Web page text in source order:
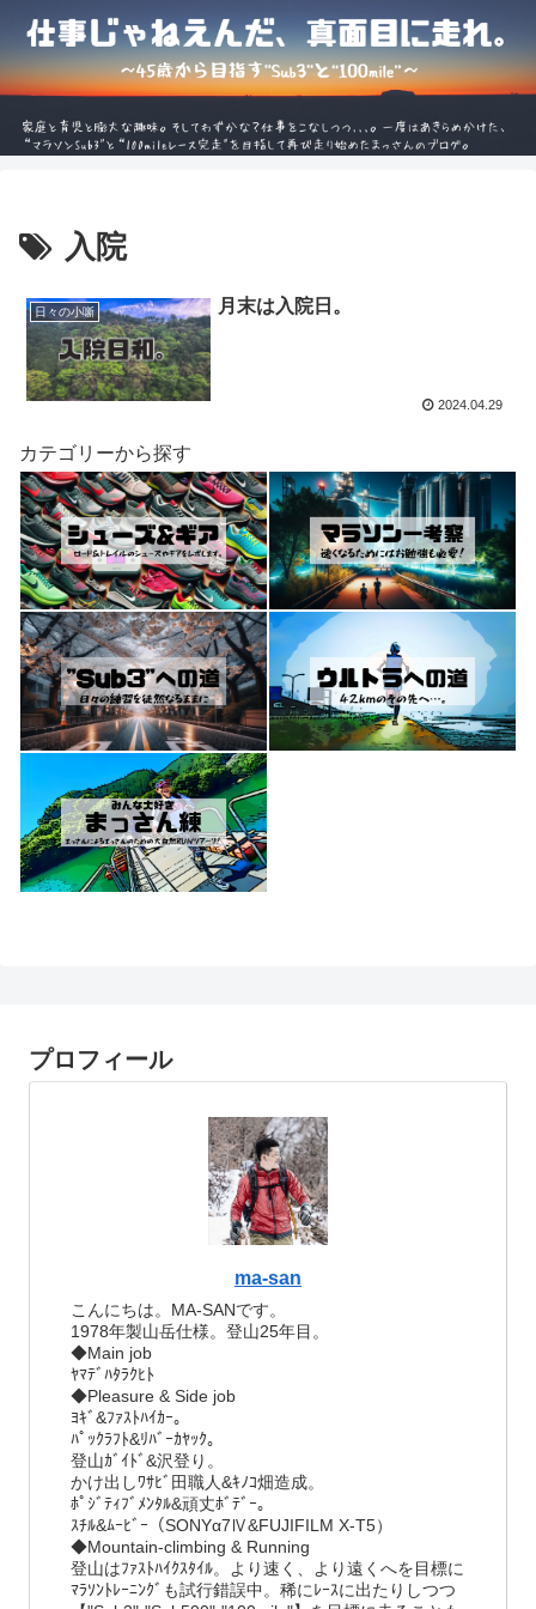
入院
日々の小噺 月末は入院日。
2024.04.29
カテゴリーから探す
プロフィール
ma-san
こんにちは。MA-SANです。
1978年製山岳仕様。登山25年目。
◆Main job
ﾔﾏﾃﾞﾊﾀﾗｸﾋﾄ
◆Pleasure & Side job
ﾖｷﾞ&ﾌｧｽﾄﾊｲｶｰ。
ﾊﾟｯｸﾗﾌﾄ&ﾘﾊﾞｰｶﾔｯｸ。
登山ｶﾞｲﾄﾞ&沢登り。
かけ出しﾜｻﾋﾞ田職人&ｷﾉｺ畑造成。
ﾎﾟｼﾞﾃｨﾌﾞﾒﾝﾀﾙ&頑丈ﾎﾞﾃﾞｰ。
ｽﾁﾙ&ﾑｰﾋﾞｰ（SONYα7Ⅳ&FUJIFILM X-T5）
◆Mountain-climbing & Running
登山はﾌｧｽﾄﾊｲｸｽﾀｲﾙ。より速く、より遠くへを目標に
ﾏﾗｿﾝﾄﾚｰﾆﾝｸﾞも試行錯誤中。稀にﾚｰｽに出たりしつつ